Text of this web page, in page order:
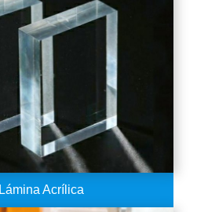
Lámina Acrílica